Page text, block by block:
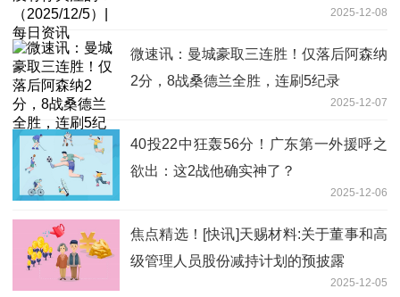
2025-12-08
微速讯：曼城豪取三连胜！仅落后阿森纳
2分，8战桑德兰全胜，连刷5纪录
2025-12-07
40投22中狂轰56分！广东第一外援呼之
欲出：这2战他确实神了？
2025-12-06
焦点精选！[快讯]天赐材料:关于董事和高
级管理人员股份减持计划的预披露
2025-12-05